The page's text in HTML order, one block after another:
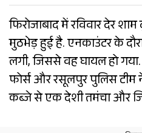
फिरोजाबाद में रविवार देर
मुठभेड़ हुई है. एनकाउंटर के
लगी, जिससे वह घायल हो
फोर्स और रसूलपुर पुलिस टीम
कब्जे से एक देशी तमंचा और